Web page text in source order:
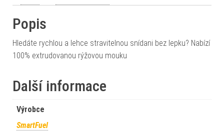
Popis
Hledáte rychlou a lehce stravitelnou snídani bez lepku? Nabízí
100% extrudovanou rýžovou mouku
Další informace
Výrobce
SmartFuel